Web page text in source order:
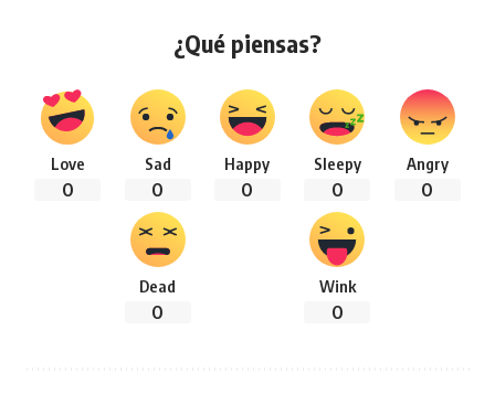
¿Qué piensas?
Love
0
Sad
0
Happy
0
Sleepy
0
Angry
0
Dead
0
Wink
0